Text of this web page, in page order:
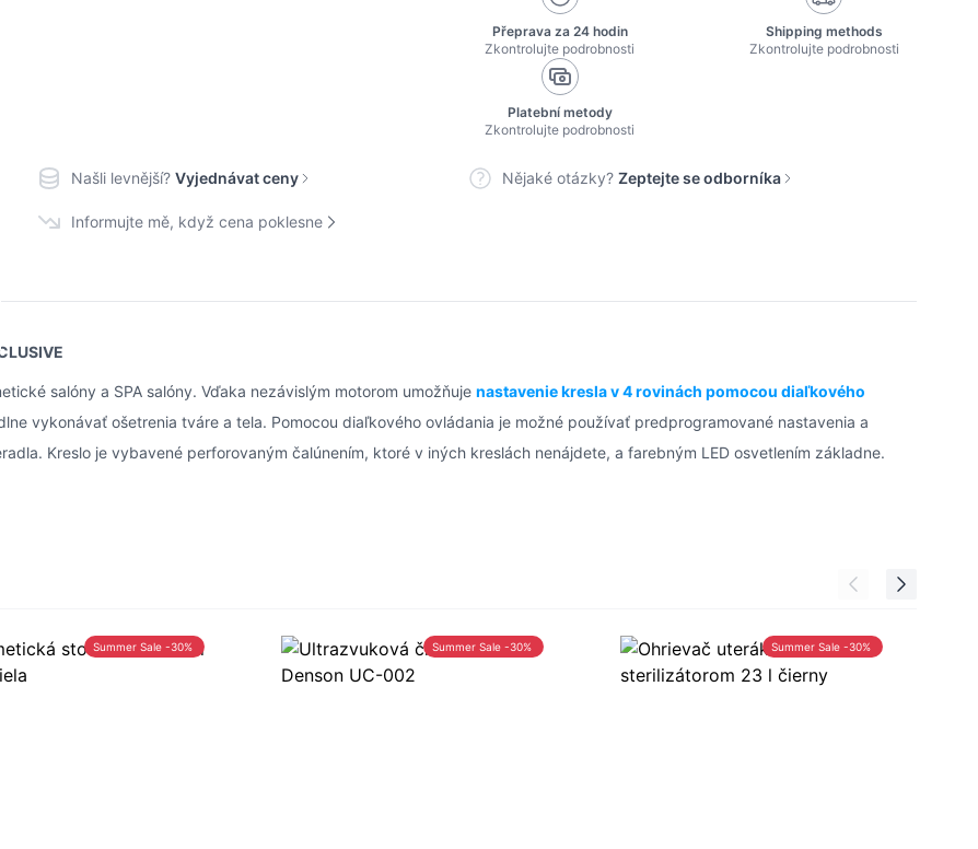
Přeprava za 24 hodin
Zkontrolujte podrobnosti
Shipping methods
Zkontrolujte podrobnosti
Platební metody
Zkontrolujte podrobnosti
Našli levnější? Vyjednávat ceny Nějaké otázky? Zeptejte se odborníka
Informujte mě, když cena poklesne
salóny a SPA salóny. Vďaka nezávislým motorom umožňuje nastavenie kresla v 4 rovinách pomocou diaľkového
vykonávať ošetrenia tváre a tela. Pomocou diaľkového ovládania je možné používať predprogramované nastavenia a
Kreslo je vybavené perforovaným čalúnením, ktoré v iných kreslách nenájdete, a farebným LED osvetlením základne.
Summer Sale -30% Summer Sale -30% Summer Sale -30%